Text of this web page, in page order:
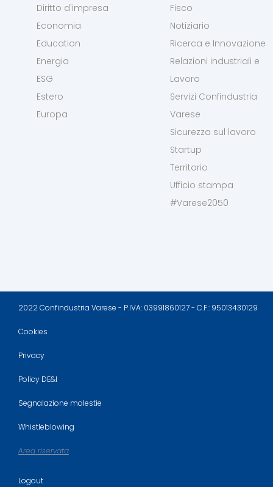
Diritto d'impresa
Economia
Education
Energia
ESG
Estero
Europa
Fisco
Notiziario
Ricerca e Innovazione
Relazioni industriali e
Lavoro
Servizi Confindustria
Varese
Sicurezza sul lavoro
Startup
Territorio
Ufficio stampa
#Varese2050
2022 Confindustria Varese - P.IVA: 03991860127 - C.F.: 95013430129
Cookies
Privacy
Policy DE&I
Segnalazione molestie
Whistleblowing
Area riservata
Logout